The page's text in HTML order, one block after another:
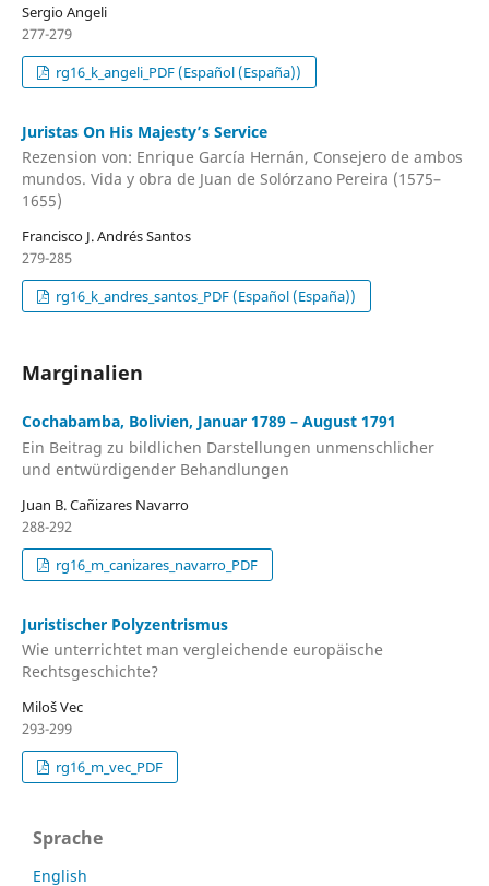
Sergio Angeli
277-279
rg16_k_angeli_PDF (Español (España))
Juristas On His Majesty’s Service
Rezension von: Enrique García Hernán, Consejero de ambos
mundos. Vida y obra de Juan de Solórzano Pereira (1575–
1655)
Francisco J. Andrés Santos
279-285
rg16_k_andres_santos_PDF (Español (España))
Marginalien
Cochabamba, Bolivien, Januar 1789 – August 1791
Ein Beitrag zu bildlichen Darstellungen unmenschlicher
und entwürdigender Behandlungen
Juan B. Cañizares Navarro
288-292
rg16_m_canizares_navarro_PDF
Juristischer Polyzentrismus
Wie unterrichtet man vergleichende europäische
Rechtsgeschichte?
Miloš Vec
293-299
rg16_m_vec_PDF
Sprache
English